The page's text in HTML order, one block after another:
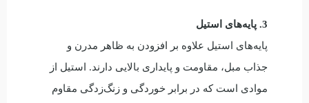
3. پایه‌های استیل
پایه‌های استیل علاوه بر افزودن به ظاهر مدرن و
جذاب مبل، مقاومت و پایداری بالایی دارند. استیل از
موادی است که در برابر خوردگی و زنگ‌زدگی مقاوم